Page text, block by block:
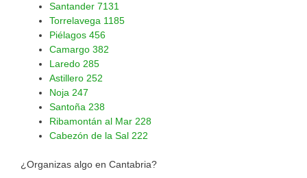
Santander 7131
Torrelavega 1185
Piélagos 456
Camargo 382
Laredo 285
Astillero 252
Noja 247
Santoña 238
Ribamontán al Mar 228
Cabezón de la Sal 222
¿Organizas algo en Cantabria?